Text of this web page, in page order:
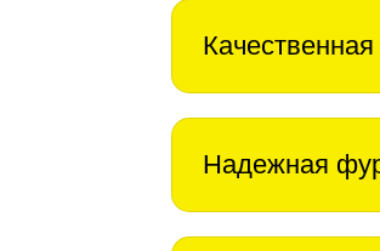
Надежная